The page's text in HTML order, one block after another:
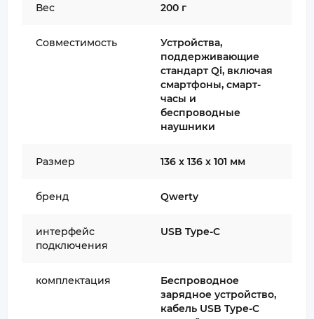
Вес 200 г
Совместимость
Устройства,
поддерживающие
стандарт Qi, включая
смартфоны, смарт-
часы и
беспроводные
наушники
Размер 136 x 136 x 101 мм
бренд Qwerty
интерфейс
подключения
USB Type-C
комплектация
Беспроводное
зарядное устройство,
кабель USB Type-C